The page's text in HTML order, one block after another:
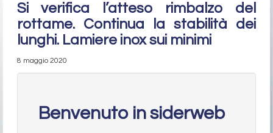
Si verifica l’atteso rimbalzo del
rottame. Continua la stabilità dei
lunghi. Lamiere inox sui minimi
8 maggio 2020
Benvenuto in siderweb